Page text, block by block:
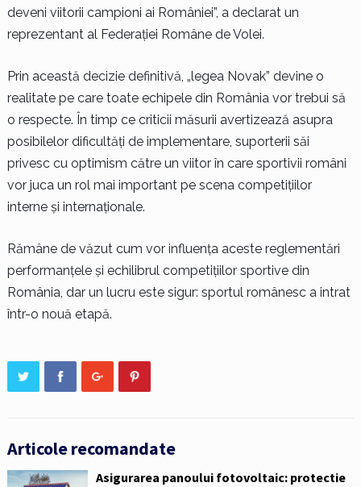
deveni viitorii campioni ai României”, a declarat un
reprezentant al Federației Române de Volei.
Prin această decizie definitivă, „legea Novak” devine o
realitate pe care toate echipele din România vor trebui să
o respecte. În timp ce criticii măsurii avertizează asupra
posibilelor dificultăți de implementare, suporterii săi
privesc cu optimism către un viitor în care sportivii români
vor juca un rol mai important pe scena competițiilor
interne și internaționale.
Rămâne de văzut cum vor influența aceste reglementări
performanțele și echilibrul competițiilor sportive din
România, dar un lucru este sigur: sportul românesc a intrat
într-o nouă etapă.
Articole recomandate
Asigurarea panoului fotovoltaic: protectie